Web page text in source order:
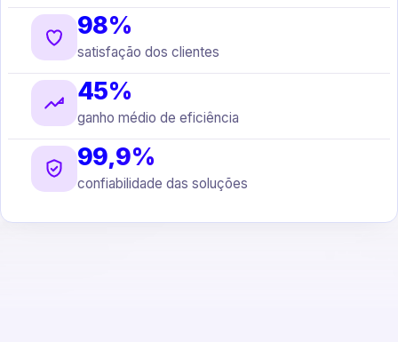
98%
satisfação dos clientes
45%
ganho médio de eficiência
99,9%
confiabilidade das soluções